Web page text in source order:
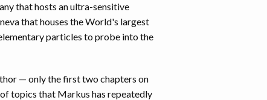
that hosts an ultra-sensitive
that houses the World's largest
particles to probe into the
— only the first two chapters on
topics that Markus has repeatedly